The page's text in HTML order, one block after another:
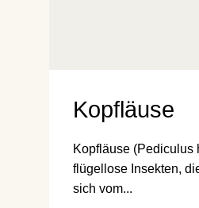
Kopfläuse
Kopfläuse (Pediculus
flügellose Insekten,
sich vom...